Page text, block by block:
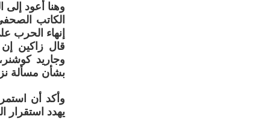
وهنا أعود
الكاتب
إنهاء الحرب
قال زاكين إن
وجاريد
بشأن مسألة
وأكد أن
يهدد استقرار